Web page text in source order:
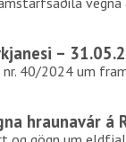
–
nr. 40/2024 um
hraunavár á